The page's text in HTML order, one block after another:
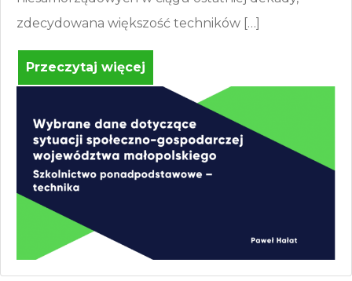
zdecydowana większość techników […]
Przeczytaj więcej